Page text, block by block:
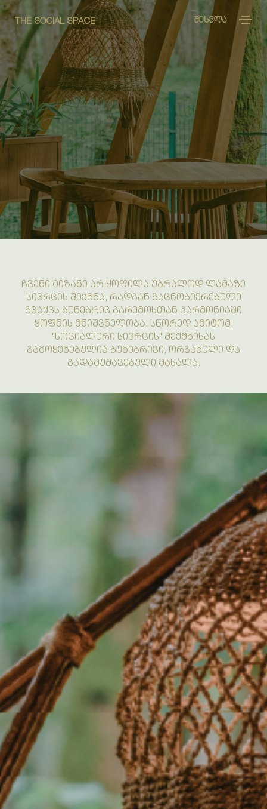
THE SOCIAL SPACE ᲨᲔᲡᲕᲚᲐ
ᲩᲕᲔᲜᲘ ᲛᲘᲖᲐᲜᲘ ᲐᲠ ᲧᲝᲤᲘᲚᲐ ᲣᲑᲠᲐᲚᲝᲓ ᲚᲐᲛᲐᲖᲘ
ᲡᲘᲕᲠᲪᲘᲡ ᲨᲔᲥᲛᲜᲐ, ᲠᲐᲓᲒᲐᲜ ᲒᲐᲪᲜᲝᲑᲘᲔᲠᲔᲑᲣᲚᲘ
ᲒᲕᲐᲥᲕᲡ ᲑᲣᲜᲔᲑᲠᲘᲕ ᲒᲐᲠᲔᲛᲝᲡᲗᲐᲜ ᲰᲐᲠᲛᲝᲜᲘᲐᲨᲘ
ᲧᲝᲤᲜᲘᲡ ᲛᲜᲘᲨᲕᲜᲔᲚᲝᲑᲐ. ᲡᲬᲝᲠᲔᲓ ᲐᲛᲘᲢᲝᲛ,
"ᲡᲝᲪᲘᲐᲚᲣᲠᲘ ᲡᲘᲕᲠᲪᲘᲡ" ᲨᲔᲥᲛᲜᲘᲡᲐᲡ
ᲒᲐᲛᲝᲧᲔᲜᲔᲑᲣᲚᲘᲐ ᲑᲣᲜᲔᲑᲠᲘᲕᲘ, ᲝᲠᲒᲐᲜᲣᲚᲘ ᲓᲐ
ᲒᲐᲓᲐᲛᲣᲨᲐᲕᲔᲑᲣᲚᲘ ᲛᲐᲡᲐᲚᲐ.